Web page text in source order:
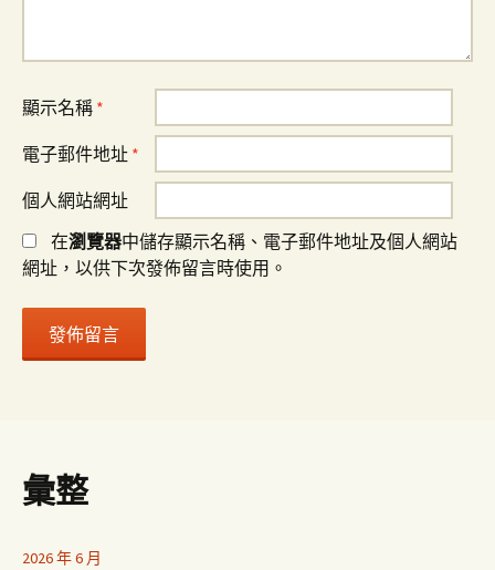
顯示名稱 *
電子郵件地址 *
個人網站網址
在瀏覽器中儲存顯示名稱、電子郵件地址及個人網站
網址，以供下次發佈留言時使用。
彙整
2026 年 6 月